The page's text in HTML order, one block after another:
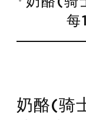
每
奶酪(骑